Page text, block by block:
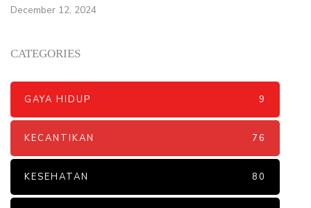
December 12, 2024
CATEGORIES
GAYA HIDUP 9
KECANTIKAN 76
KESEHATAN 80